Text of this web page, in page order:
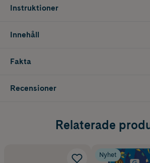
Instruktioner
Innehåll
Fakta
Recensioner
Relaterade
Nyhet